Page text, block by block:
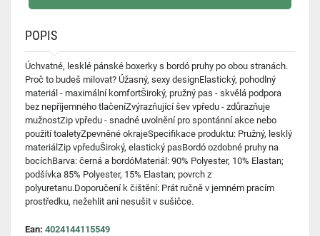
POPIS
Úchvatné, lesklé pánské boxerky s bordó pruhy po obou stranách.
Proč to budeš milovat? Úžasný, sexy designElastický, pohodlný
materiál - maximální komfortŠiroký, pružný pas - skvělá podpora
bez nepříjemného tlačeníZvýrazňující šev vpředu - zdůrazňuje
mužnostZip vpředu - snadné uvolnění pro spontánní akce nebo
použití toaletyZpevněné okrajeSpecifikace produktu: Pružný, lesklý
materiálZip vpředuŠiroký, elastický pasBordó ozdobné pruhy na
bocíchBarva: černá a bordóMateriál: 90% Polyester, 10% Elastan;
podšívka 85% Polyester, 15% Elastan; povrch z
polyuretanu.Doporučení k čištění: Prát ručně v jemném pracím
prostředku, nežehlit ani nesušit v sušičce.
Ean: 4024144115549